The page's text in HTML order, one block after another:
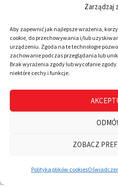
Zarządzaj
Aby zapewnić jak najlepsze wrażenia,
cookie, do przechowywania i/lub
urządzeniu. Zgoda na te technologie
zachowanie podczas przeglądania lub
Brak wyrażenia zgody lub wycofanie
niektóre cechy i funkcje.
ZOBACZ
Polityka plików cookies
Wszystkie kategorie
Informacje
RODO
Polityka cookies
Warunki płatności